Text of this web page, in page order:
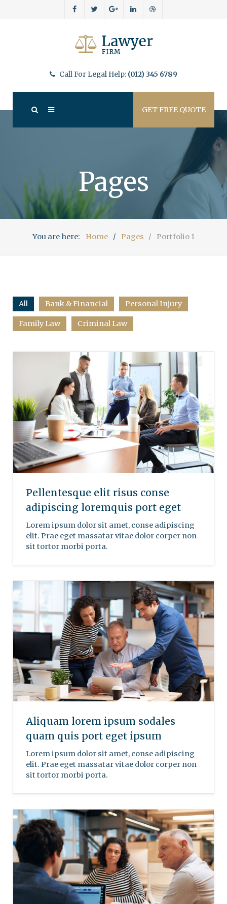
Call For Legal Help: (012) 345 6789
GET FREE QUOTE
Pages
You are here: Home Pages Portfolio 1
All Bank & Financial Personal Injury
Family Law Criminal Law
Pellentesque elit risus conse
adipiscing loremquis port eget
Lorem ipsum dolor sit amet, conse adipiscing
elit. Prae eget massatar vitae dolor corper non
sit tortor morbi porta.
Aliquam lorem ipsum sodales
quam quis port eget ipsum
Lorem ipsum dolor sit amet, conse adipiscing
elit. Prae eget massatar vitae dolor corper non
sit tortor morbi porta.